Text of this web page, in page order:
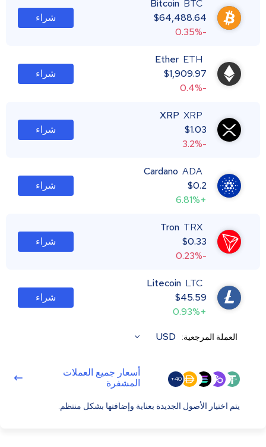
Bitcoin BTC
$64,488.64
-0.35%
شراء
Ether ETH
$1,909.97
-0.4%
شراء
XRP XRP
$1.03
-3.2%
شراء
Cardano ADA
$0.2
+6.81%
شراء
Tron TRX
$0.33
-0.23%
شراء
Litecoin LTC
$45.59
+0.93%
شراء
العملة المرجعية: USD
40+
أسعار جميع العملات
المشفرة
يتم اختيار الأصول الجديدة بعناية وإضافتها بشكل منتظم.